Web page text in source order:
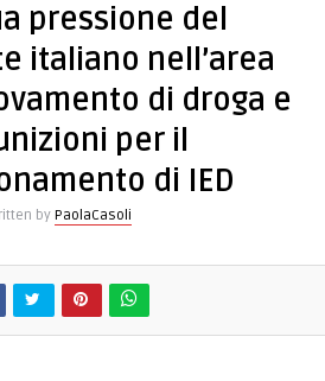
pressione del
italiano nell’area
di droga e
per il
di IED
by PaolaCasoli